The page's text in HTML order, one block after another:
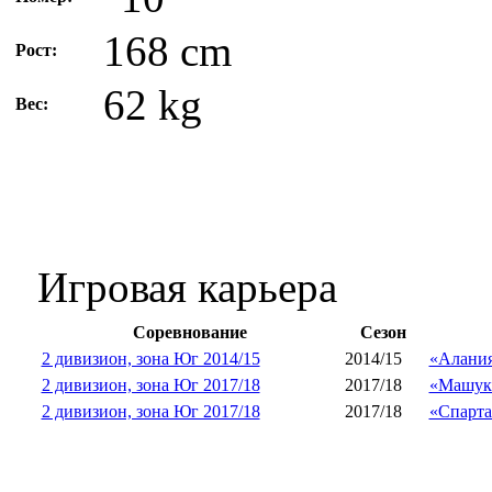
Рост: 168 cm
Вес: 62 kg
Игровая карьера
Соревнование
Сезон
2 дивизион, зона Юг 2014/15
2014/15
2 дивизион, зона Юг 2017/18
2017/18
2 дивизион, зона Юг 2017/18
2017/18